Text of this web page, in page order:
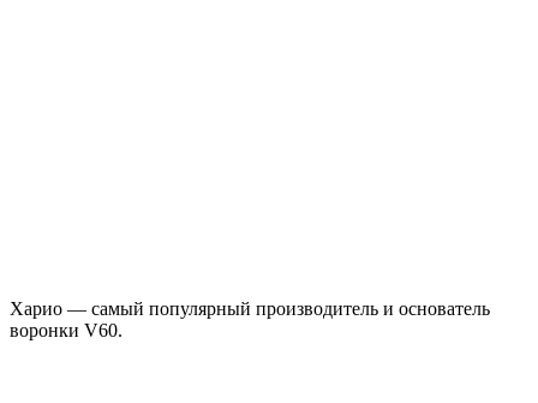
Харио — самый популярный производитель и основатель
воронки V60.